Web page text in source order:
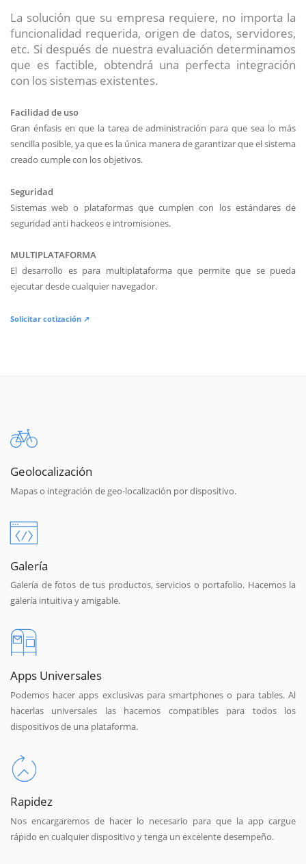
La solución que su empresa requiere, no importa la
funcionalidad requerida, origen de datos, servidores,
etc. Si después de nuestra evaluación determinamos
que es factible, obtendrá una perfecta integración
con los sistemas existentes.
Facilidad de uso
Gran énfasis en que la tarea de administración para que sea lo más
sencilla posible, ya que es la única manera de garantizar que el sistema
creado cumple con los objetivos.
Seguridad
Sistemas web o plataformas que cumplen con los estándares de
seguridad anti hackeos e intromisiones.
MULTIPLATAFORMA
El desarrollo es para multiplataforma que permite que se pueda
ejecutar desde cualquier navegador.
Solicitar cotización ↗
Geolocalización
Mapas o integración de geo-localización por dispositivo.
Galería
Galería de fotos de tus productos, servicios o portafolio. Hacemos la
galería intuitiva y amigable.
Apps Universales
Podemos hacer apps exclusivas para smartphones o para tables. Al
hacerlas universales las hacemos compatibles para todos los
dispositivos de una plataforma.
Rapidez
Nos encargaremos de hacer lo necesario para que la app cargue
rápido en cualquier dispositivo y tenga un excelente desempeño.